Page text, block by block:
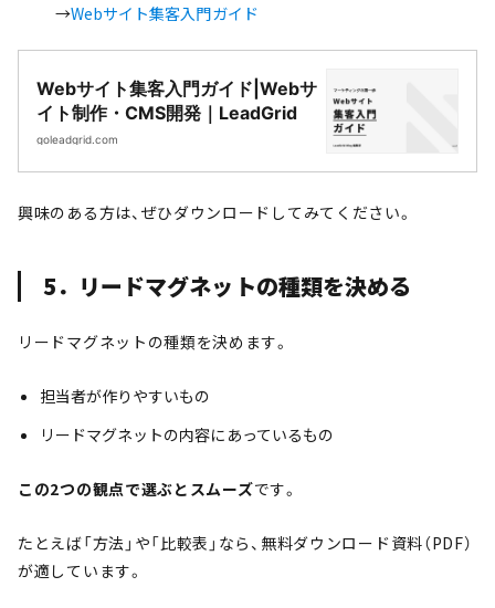
→Webサイト集客入門ガイド
Webサイト集客入門ガイド|Webサ
イト制作・CMS開発｜LeadGrid
goleadgrid.com
興味のある方は、ぜひダウンロードしてみてください。
5．リードマグネットの種類を決める
リードマグネットの種類を決めます。
担当者が作りやすいもの
リードマグネットの内容にあっているもの
この2つの観点で選ぶとスムーズです。
たとえば「方法」や「比較表」なら、無料ダウンロード資料（PDF）
が適しています。